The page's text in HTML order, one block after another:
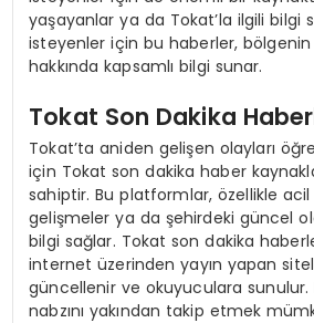
yaşayanlar ya da Tokat’la ilgili bilgi
isteyenler için bu haberler,
hakkında kapsamlı bilgi sunar.
Tokat Son Dakika
Tokat’ta aniden gelişen olayları
için Tokat son dakika haber
sahiptir. Bu platformlar, özellikle
gelişmeler ya da şehirdeki güncel
bilgi sağlar. Tokat son dakika
internet üzerinden yayın yapan
güncellenir ve okuyuculara sunulur.
nabzını yakından takip etmek